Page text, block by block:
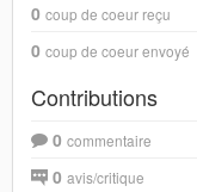
0 coup de coeur reçu
0 coup de coeur envoyé
Contributions
0 commentaire
0 avis/critique